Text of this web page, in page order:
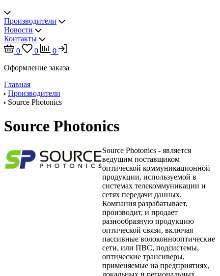
Производители
Новости
Контакты
0
0
0
Оформление заказа
Главная
Производители
Source Photonics
Source Photonics
Source Photonics - является
ведущим поставщиком
оптической коммуникационной
продукции, используемой в
системах телекоммуникации и
сетях передачи данных.
Компания разрабатывает,
производит, и продает
разнообразную продукцию
оптической связи, включая
пассивные волоконнооптические
сети, или ПВС, подсистемы,
оптические трансиверы,
применяемые на предприятиях,
локальных и региональных